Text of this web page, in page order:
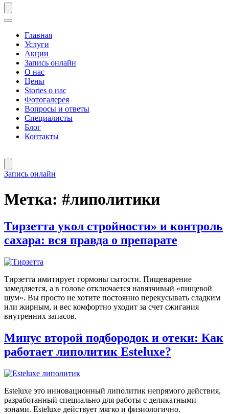
Главная
Услуги
Акции
Запись онлайн
О нас
Цены
Stories о нас
Фотогалерея
Вопросы и ответы
Специалисты
Блог
Контакты
Запись онлайн
Метка: #липолитики
Тирзетта укол стройности» и контроль
сахара: вся правда о препарате
Тирзетта имитирует гормоны сытости. Пищеварение
замедляется, а в голове отключается навязчивый «пищевой
шум». Вы просто не хотите постоянно перекусывать сладким
или жирным, и вес комфортно уходит за счет сжигания
внутренних запасов.
Минус второй подбородок и отеки: Как
работает липолитик Esteluxe?
Esteluxe это инновационный липолитик непрямого действия,
разработанный специально для работы с деликатными
зонами. Esteluxe действует мягко и физиологично.